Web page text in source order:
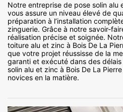
Notre entreprise de pose solin alu
vous assure un niveau élevé de
préparation à l’installation
zinguerie. Grâce à notre savoir-
réalisation précise et soignée.
toiture alu et zinc à Bois De La
que votre projet réussisse de la
garanti et exécuté dans des
solin alu et zinc à Bois De La
novices en la matière.